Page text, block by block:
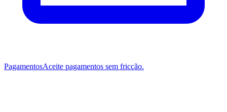
PagamentosAceite pagamentos sem fricção.